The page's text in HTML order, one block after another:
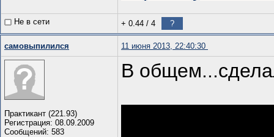
Не в сети + 0.44 / 4 ?
самовыпилился 11 июня 2013, 22:40:30
Практикант (221.93)
Регистрация: 08.09.2009
Сообщений: 583
В